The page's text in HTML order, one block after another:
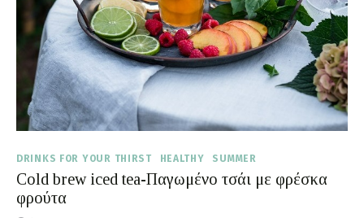
FAQ
DRINKS FOR YOUR THIRST HEALTHY SUMMER
Cold brew iced tea-Παγωμένο τσάι με φρέσκα
φρούτα